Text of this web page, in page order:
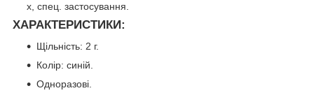
х, спец. застосування.
ХАРАКТЕРИСТИКИ:
Щільність: 2 г.
Колір: синій.
Одноразові.